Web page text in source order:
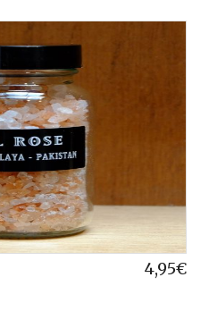
4,95€